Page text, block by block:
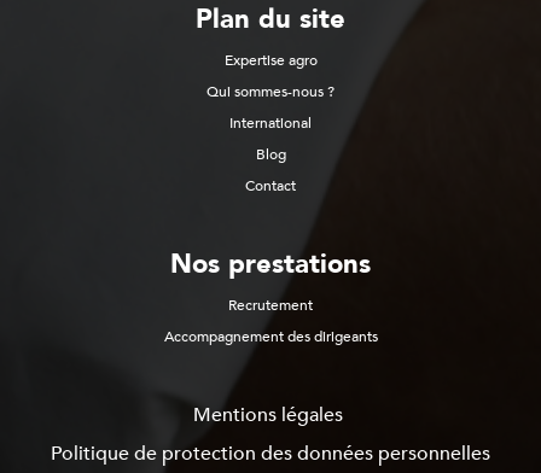
Plan du site
Expertise agro
Qui sommes-nous ?
International
Blog
Contact
Nos prestations
Recrutement
Accompagnement des dirigeants
Mentions légales
Politique de protection des données personnelles